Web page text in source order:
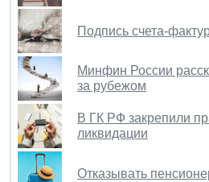
Подпись счета-
Минфин России
за рубежом
В ГК РФ закрепили
ликвидации
Отказывать